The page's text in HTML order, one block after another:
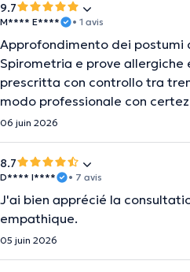
9.7
M**** E**** • 1 avis
Approfondimento dei postumi
Spirometria e prove
prescritta con controllo tra
modo professionale con
06 juin 2026
8.7
D**** I**** • 7 avis
J'ai bien apprécié la
empathique.
05 juin 2026